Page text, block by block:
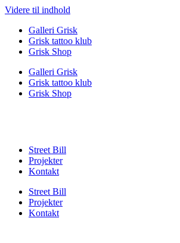
Videre til indhold
Galleri Grisk
Grisk tattoo klub
Grisk Shop
Galleri Grisk
Grisk tattoo klub
Grisk Shop
Street Bill
Projekter
Kontakt
Street Bill
Projekter
Kontakt